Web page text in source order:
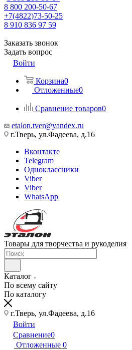
8 800 200-50-67
+7(4822)73-50-25
8 910 836 97 59
Заказать звонок
Задать вопрос
Войти
Корзина0
Отложенные0
Сравнение товаров0
etalon.tver@yandex.ru
г.Тверь, ул.Фадеева, д.16
Вконтакте
Telegram
Одноклассники
Viber
Viber
WhatsApp
Товары для творчества и рукоделия
Каталог
По всему сайту
По каталогу
г.Тверь, ул.Фадеева, д.16
Войти
Сравнение0
Отложенные 0